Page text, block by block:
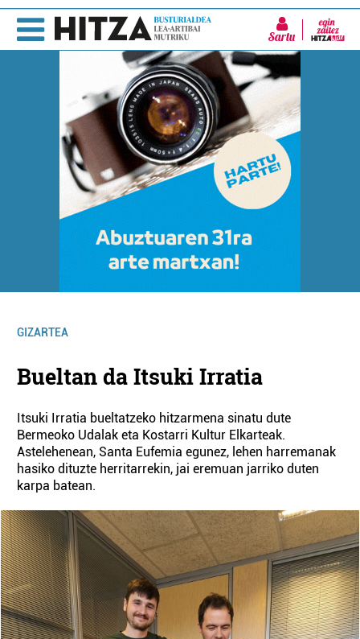
Sartu
GIZARTEA
Bueltan da Itsuki Irratia
Itsuki Irratia bueltatzeko hitzarmena sinatu dute
Bermeoko Udalak eta Kostarri Kultur Elkarteak.
Astelehenean, Santa Eufemia egunez, lehen harremanak
hasiko dituzte herritarrekin, jai eremuan jarriko duten
karpa batean.